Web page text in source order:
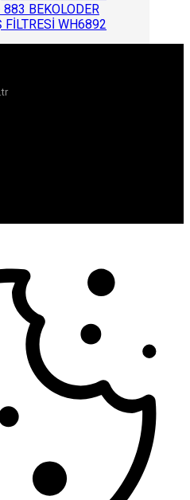
BEKOLODER
FİLTRESİ WH6892